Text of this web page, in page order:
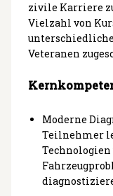
zivile Karriere
Vielzahl von
Veteranen
Moderne
Teilnehmer
Technologien